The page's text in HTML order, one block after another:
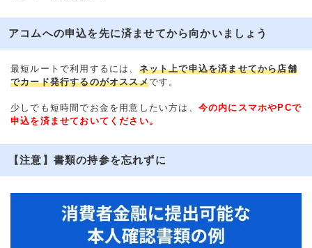
アコムへの申込を先に済ませてから向かいましょう
最短ルートで利用するには、 ネット上で申込を済ませてから店舗
でカード発行するのがオススメです。
少しでも短時間でお金を用意したい方は、 今の内にスマホやPCで
申込を済ませておいてください。
【注意】書類の持参を忘れずに